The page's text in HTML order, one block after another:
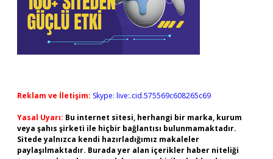
Reklam ve İletişim: Skype: live:.cid.575569c608265c69
Yasal Uyarı: Bu internet sitesi, herhangi bir marka, kurum
veya şahıs şirketi ile hiçbir bağlantısı bulunmamaktadır.
Sitede yalnızca kendi hazırladığımız makaleler
paylaşılmaktadır. Burada yer alan içerikler haber niteliği